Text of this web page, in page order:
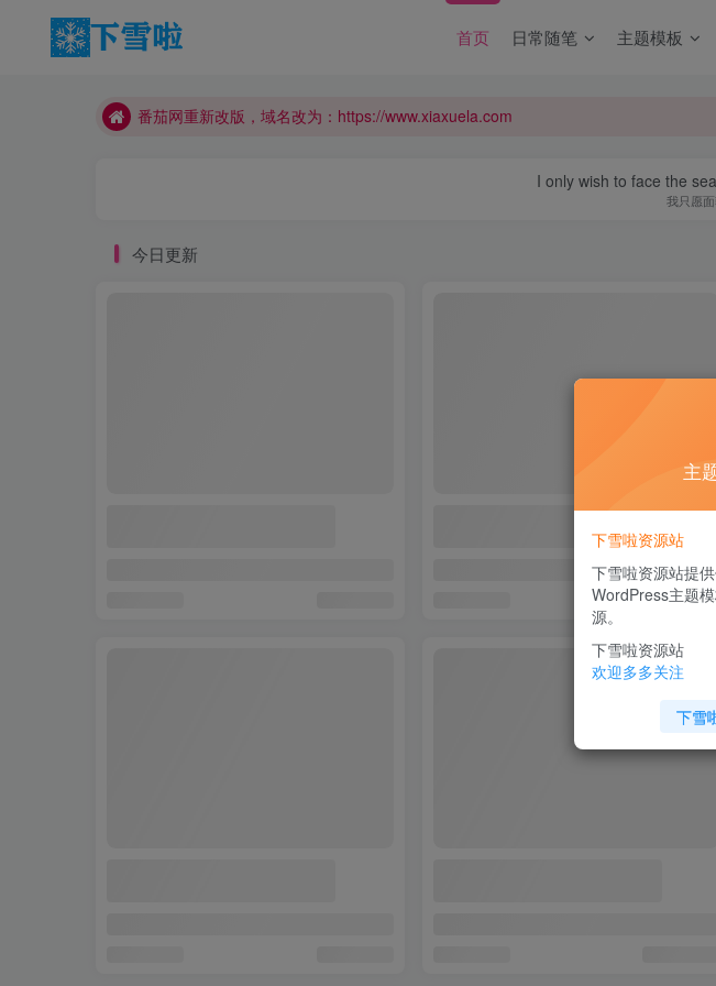
首页 日常随笔 主题模板
番茄网重新改版，域名改为：https://www.xiaxuela.com
番茄网重新改版，域名改为：https://www.xiaxuela.com
I only wish to face the
我只愿
今日更新
主
下雪啦资源站
下雪啦资源站提
WordPress主题
源。
下雪啦资源站
欢迎多多关注
下雪